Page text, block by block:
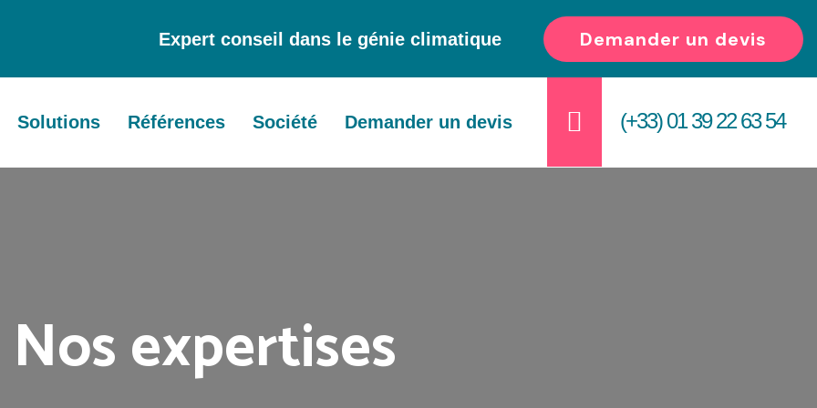
Expert conseil dans le génie climatique Demander un devis
Solutions Références Société Demander un devis (+33) 01 39 22 63 54
Nos expertises